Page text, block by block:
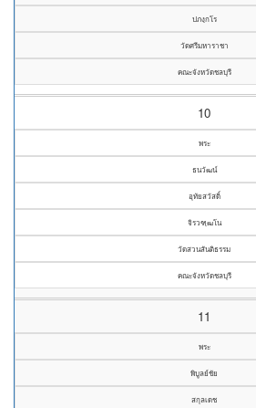
ปภงฺกโร
วัดศรีมหาราชา
คณะจังหวัดชลบุรี
10
พระ
ธนวัฒน์
อุทัยสวัสดิ์
จิรวฑฺฒโน
วัดสวนสันติธรรม
คณะจังหวัดชลบุรี
11
พระ
พิบูลย์ชัย
สกุลเดช